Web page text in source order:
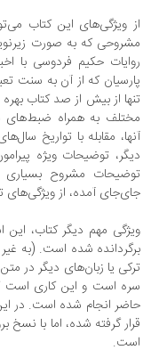
ویژگی‌های این کتاب می‌توان
که به صورت زیرنویس و
حکیم فردوسی با اخبار
که از آن به سنت تعبیر
از بیش از صد کتاب بهره
به همراه ضبط‌های مختلف
مقابله با تواریخ سال‌های
توضیحات ویژه پیرامون
مشروح بسیاری که
آمده، از ویژگی‌های تحشیه
مهم دیگر کتاب، این است
شده است. (به غیر از
یا زبان‌های دیگر در متن وجود
است و این کاری است که با
انجام شده است. در این
گرفته شده، اما با نسخ